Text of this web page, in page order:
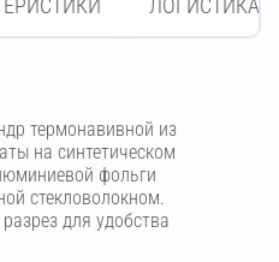
ЛОГИСТИКА
термонавивной из
на синтетическом
фольги
стекловолокном.
для удобства